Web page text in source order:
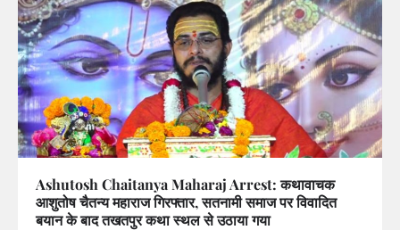
Ashutosh Chaitanya Maharaj Arrest: कथावाचक
आशुतोष चैतन्य महाराज गिरफ्तार, सतनामी समाज पर विवादित
बयान के बाद तखतपुर कथा स्थल से उठाया गया